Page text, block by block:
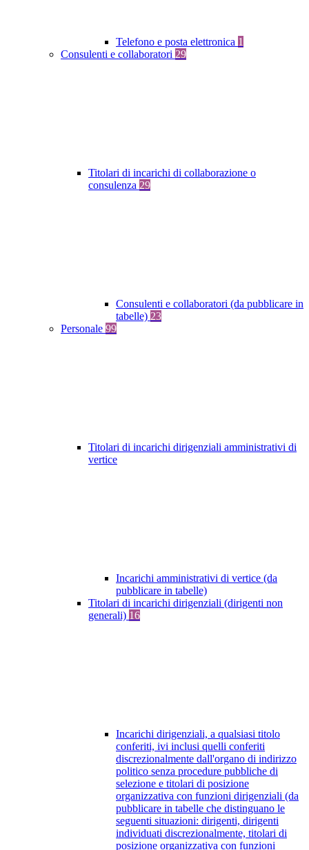
Telefono e posta elettronica 1
Consulenti e collaboratori 29
Titolari di incarichi di collaborazione o
consulenza 29
Consulenti e collaboratori (da pubblicare in
tabelle) 23
Personale 99
Titolari di incarichi dirigenziali amministrativi di
vertice
Incarichi amministrativi di vertice (da
pubblicare in tabelle)
Titolari di incarichi dirigenziali (dirigenti non
generali) 16
Incarichi dirigenziali, a qualsiasi titolo
conferiti, ivi inclusi quelli conferiti
discrezionalmente dall'organo di indirizzo
politico senza procedure pubbliche di
selezione e titolari di posizione
organizzativa con funzioni dirigenziali (da
pubblicare in tabelle che distinguano le
seguenti situazioni: dirigenti, dirigenti
individuati discrezionalmente, titolari di
posizione organizzativa con funzioni